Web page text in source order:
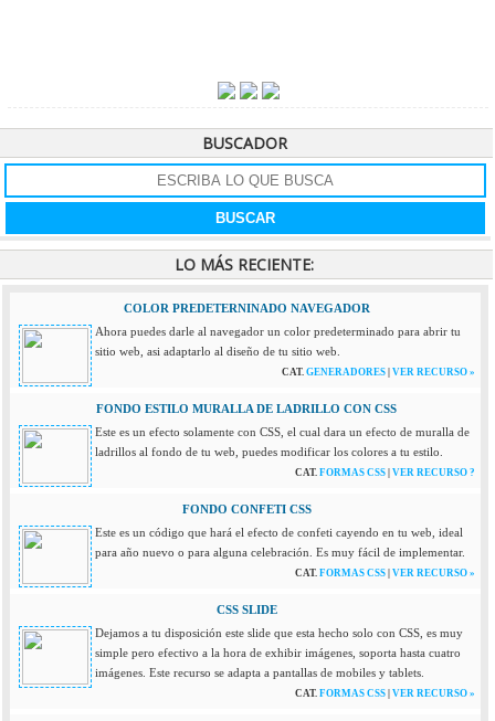
BUSCADOR
LO MÁS RECIENTE:
COLOR PREDETERNINADO NAVEGADOR
Ahora puedes darle al navegador un color predeterminado para abrir tu
sitio web, asi adaptarlo al diseño de tu sitio web.
CAT. GENERADORES| VER RECURSO »
FONDO ESTILO MURALLA DE LADRILLO CON CSS
Este es un efecto solamente con CSS, el cual dara un efecto de muralla de
ladrillos al fondo de tu web, puedes modificar los colores a tu estilo.
CAT. FORMAS CSS| VER RECURSO ?
FONDO CONFETI CSS
Este es un código que hará el efecto de confeti cayendo en tu web, ideal
para año nuevo o para alguna celebración. Es muy fácil de implementar.
CAT. FORMAS CSS| VER RECURSO »
CSS SLIDE
Dejamos a tu disposición este slide que esta hecho solo con CSS, es muy
simple pero efectivo a la hora de exhibir imágenes, soporta hasta cuatro
imágenes. Este recurso se adapta a pantallas de mobiles y tablets.
CAT. FORMAS CSS| VER RECURSO »